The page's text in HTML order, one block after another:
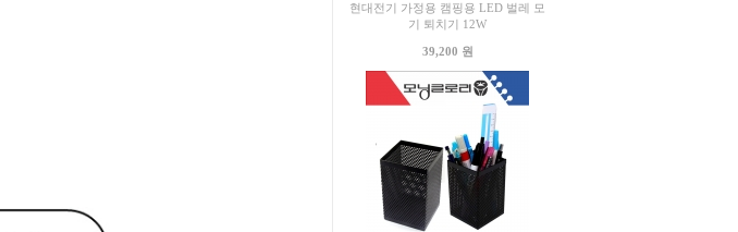
현대전기 가정용 캠핑용 LED 벌레 모
기 퇴치기 12W
39,200 원